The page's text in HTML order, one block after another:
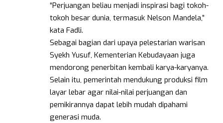
“Perjuangan beliau menjadi inspirasi bagi tokoh-
tokoh besar dunia, termasuk Nelson Mandela,”
kata Fadli.
Sebagai bagian dari upaya pelestarian warisan
Syekh Yusuf, Kementerian Kebudayaan juga
mendorong penerbitan kembali karya-karyanya.
Selain itu, pemerintah mendukung produksi film
layar lebar agar nilai-nilai perjuangan dan
pemikirannya dapat lebih mudah dipahami
generasi muda.